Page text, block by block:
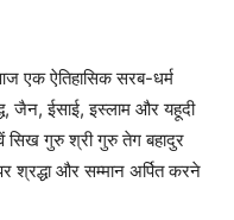
एक ऐतिहासिक सरब-धर्म
जैन, ईसाई, इस्लाम और यहूदी
सिख गुरु श्री गुरु तेग बहादुर
श्रद्धा और सम्मान अर्पित करने